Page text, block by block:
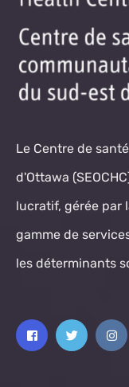
Le Centre de
d'Ottawa
lucratif, gérée par
gamme de
les déterminants